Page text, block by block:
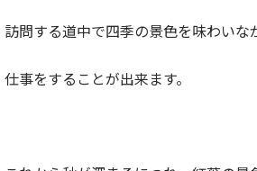
訪問する道中で四季の景色を味わいな
仕事をすることが出来ます。